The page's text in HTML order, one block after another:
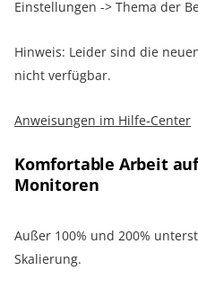
Einstellungen -> Thema der
Hinweis: Leider sind die
nicht verfügbar.
Anweisungen im Hilfe-Center
Komfortable Arbeit
Monitoren
Außer 100% und 200%
Skalierung.